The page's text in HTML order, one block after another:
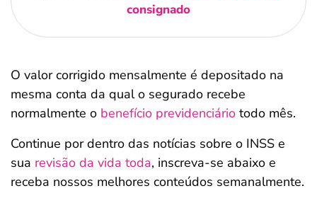
consignado
O valor corrigido mensalmente é depositado na
mesma conta da qual o segurado recebe
normalmente o benefício previdenciário todo mês.
Continue por dentro das notícias sobre o INSS e
sua revisão da vida toda, inscreva-se abaixo e
receba nossos melhores conteúdos semanalmente.